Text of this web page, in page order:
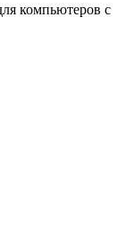
компьютеров с